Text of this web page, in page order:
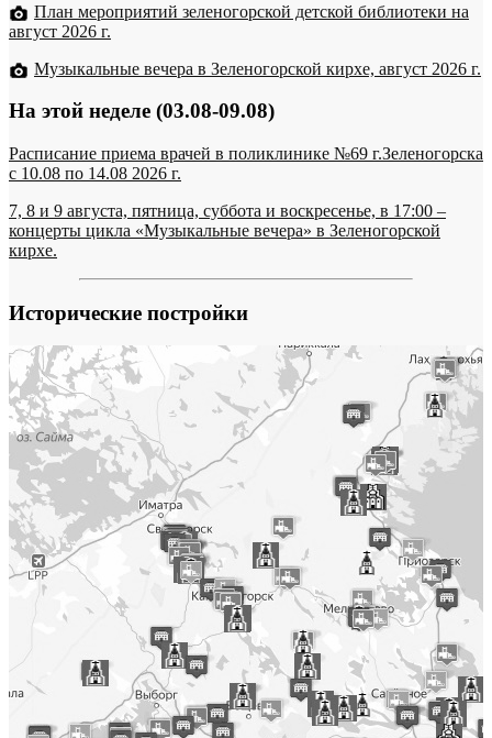
План мероприятий зеленогорской детской библиотеки на
август 2026 г.
Музыкальные вечера в Зеленогорской кирхе, август 2026 г.
На этой неделе (03.08-09.08)
Расписание приема врачей в поликлинике №69 г.Зеленогорска
c 10.08 по 14.08 2026 г.
7, 8 и 9 августа, пятница, суббота и воскресенье, в 17:00 –
концерты цикла «Музыкальные вечера» в Зеленогорской
кирхе.
Исторические постройки